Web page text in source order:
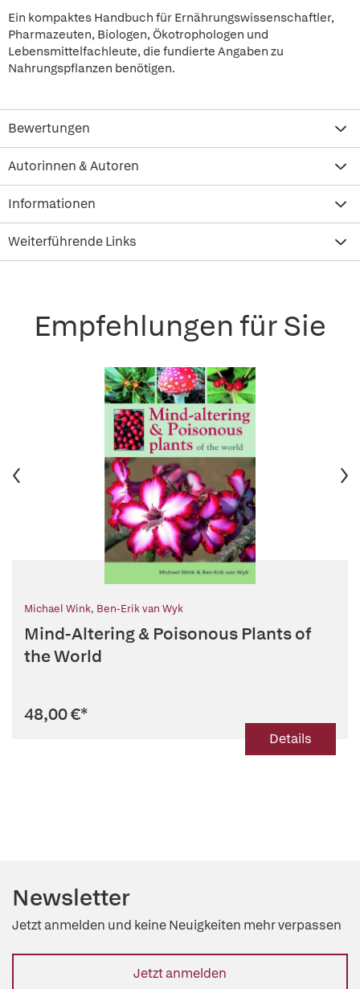
Ein kompaktes Handbuch für Ernährungswissenschaftler,
Pharmazeuten, Biologen, Ökotrophologen und
Lebensmittelfachleute, die fundierte Angaben zu
Nahrungspflanzen benötigen.
Bewertungen
Autorinnen & Autoren
Informationen
Weiterführende Links
Empfehlungen für Sie
Michael Wink, Ben-Erik van Wyk
Mind-Altering & Poisonous Plants of
the World
48,00 €*
Details
Newsletter
Jetzt anmelden und keine Neuigkeiten mehr verpassen
Jetzt anmelden